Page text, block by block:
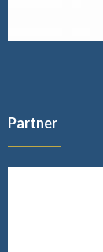
Partner